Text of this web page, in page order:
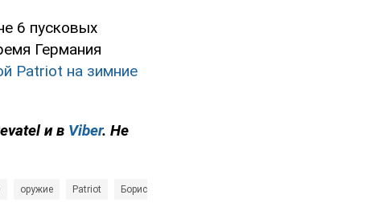
6 пусковых
Германия
Patriot на зимние
и в Viber. Не
оружие Patriot Борис Писториус